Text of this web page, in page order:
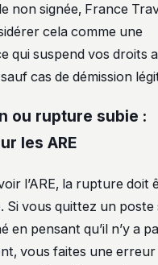
non signée, France
cela comme une
qui suspend vos droits
cas de démission
ou rupture subie :
les ARE
l’ARE, la rupture doit
Si vous quittez un poste
en pensant qu’il n’y a
vous faites une erreur